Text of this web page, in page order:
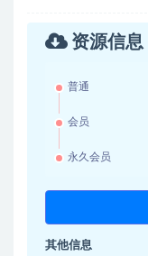
资源信息
普通
会员
永久会员
其他信息